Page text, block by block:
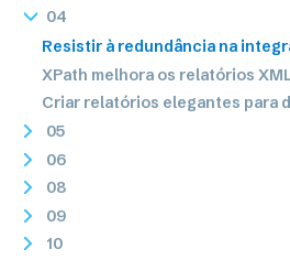
04
Resistir à redundância na
XPath melhora os relatórios
Criar relatórios elegantes para
05
06
08
09
10